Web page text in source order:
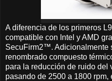
A diferencia de los primeros
compatible con Intel y AMD
SecuFirm2™. Adicionalmente
renombrado compuesto
para la reducción de ruido del
pasando de 2500 a 1800 rpm,